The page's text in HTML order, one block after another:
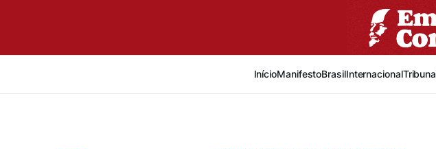
InícioManifestoBrasilInternacionalTribuna